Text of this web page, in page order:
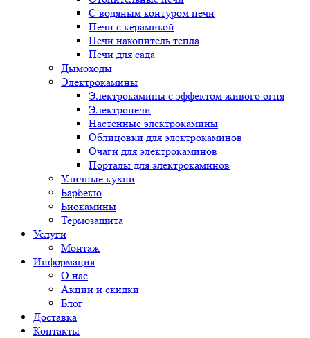
С водяным контуром печи
Печи с керамикой
Печи накопитель тепла
Печи для сада
Дымоходы
Электрокамины
Электрокамины с эффектом живого огня
Электропечи
Настенные электрокамины
Облицовки для электрокаминов
Очаги для электрокаминов
Порталы для электрокаминов
Уличные кухни
Барбекю
Биокамины
Термозащита
Услуги
Монтаж
Информация
О нас
Акции и скидки
Блог
Доставка
Контакты